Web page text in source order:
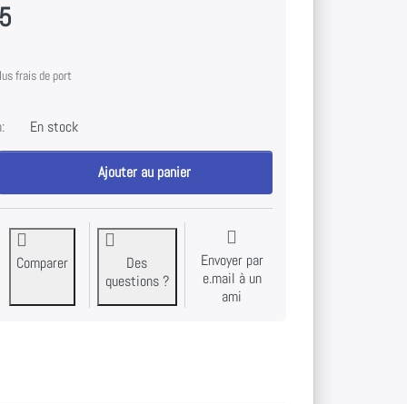
frais de port
En stock
pour ongles NeoLumo Natural Glow Kiwi pour une brillance éclatante
Ajouter au panier
Comparer
Des
questions ?
Envoyer par
e.mail à un
ami